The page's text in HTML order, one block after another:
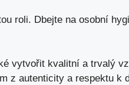
⁤roli. Dbejte na osobní
vytvořit ⁢kvalitní a trvalý
​z ⁤autenticity a respektu k